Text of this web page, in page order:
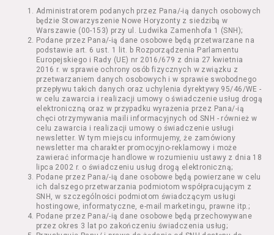
wykorzystaniem Serwisu;
Seans – organizowany przez Usługodawcę
w Kinie Nowe Horyzonty we Wrocławiu (ul.
Kazimierza Wielkiego 19a-21) pokaz filmu nie
stanowiący części Wydarzenia;
Wydarzenie – organizowany przez
Usługodawcę w Kinie Nowe Horyzonty we
Wrocławiu (ul. Kazimierza Wielkiego 19a-21)
festiwal filmowy, przegląd filmowy, pokaz
specjalny, performance, opera, koncert lub
inna podobna impreza;
Kurs – zajęcia organizowane przez
Organizatora będące przedsięwzięciem o
charakterze edukacyjnym;
Bilety – dokumenty potwierdzające zawarcie
umowy z Usługodawcą i uprawniające do
wzięcia udziału w Seansie lub w części
określonego Wydarzenia;
Karnety – zestaw określonej liczby Biletów na
Administratorem podanych przez Pana/-ią danych osobowych
będzie Stowarzyszenie Nowe Horyzonty z siedzibą w
Warszawie (00-153) przy ul. Ludwika Zamenhofa 1 (SNH);
Podane przez Pana/-ią dane osobowe będą przetwarzane na
podstawie art. 6 ust. 1 lit. b Rozporządzenia Parlamentu
Europejskiego i Rady (UE) nr 2016/679 z dnia 27 kwietnia
2016 r. w sprawie ochrony osób fizycznych w związku z
przetwarzaniem danych osobowych i w sprawie swobodnego
przepływu takich danych oraz uchylenia dyrektywy 95/46/WE -
w celu zawarcia i realizacji umowy o świadczenie usług drogą
elektroniczną oraz w przypadku wyrażenia przez Pana/-ią
chęci otrzymywania maili informacyjnych od SNH - również w
celu zawarcia i realizacji umowy o świadczenie usługi
newsletter. W tym miejscu informujemy, że zamówiony
newsletter ma charakter promocyjno-reklamowy i może
zawierać informacje handlowe w rozumieniu ustawy z dnia 18
lipca 2002 r. o świadczeniu usług drogą elektroniczną;
Podane przez Pana/-ią dane osobowe będą powierzane w celu
ich dalszego przetwarzania podmiotom współpracującym z
SNH, w szczególności podmiotom świadczącym usługi
hostingowe, informatyczne, e-mail marketingu, prawne itp.;
Podane przez Pana/-ią dane osobowe będą przechowywane
przez okres 3 lat po zakończeniu świadczenia usług;